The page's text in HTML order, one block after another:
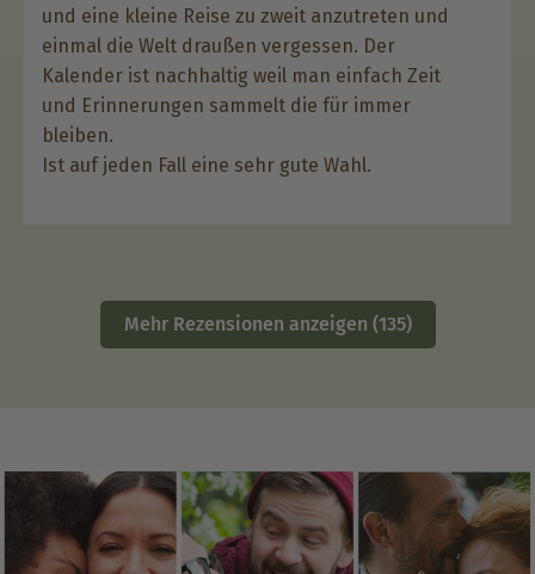
und eine kleine Reise zu zweit anzutreten und
einmal die Welt draußen vergessen. Der
Kalender ist nachhaltig weil man einfach Zeit
und Erinnerungen sammelt die für immer
bleiben.
Ist auf jeden Fall eine sehr gute Wahl.
Mehr Rezensionen anzeigen (135)